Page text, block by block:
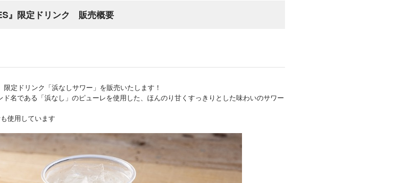
』限定ドリンク 販売概要
定ドリンク「浜なしサワー」を販売いたします！
名である「浜なし」のピューレを使用した、ほんのり甘くすっきりとした味わいのサワー
使用しています